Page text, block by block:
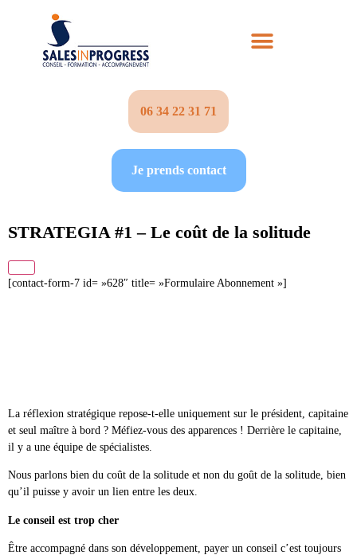
06 34 22 31 71‬
Je prends contact
STRATEGIA #1 – Le coût de la solitude
[contact-form-7 id= »628″ title= »Formulaire Abonnement »]
La réflexion stratégique repose-t-elle uniquement sur le président, capitaine
et seul maître à bord ? Méfiez-vous des apparences ! Derrière le capitaine,
il y a une équipe de spécialistes.
Nous parlons bien du coût de la solitude et non du goût de la solitude, bien
qu’il puisse y avoir un lien entre les deux.
Le conseil est trop cher
Être accompagné dans son développement, payer un conseil c’est toujours